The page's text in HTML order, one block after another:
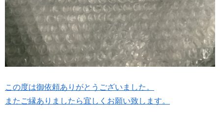
この度は御依頼ありがとうございました。
またご縁ありましたら宜しくお願い致します。